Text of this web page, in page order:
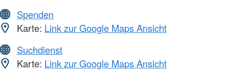
Spenden
Karte: Link zur Google Maps Ansicht
Suchdienst
Karte: Link zur Google Maps Ansicht